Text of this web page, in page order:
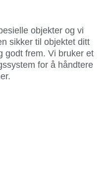
objekter og vi
sikker til objektet ditt
godt frem. Vi bruker et
for å håndtere